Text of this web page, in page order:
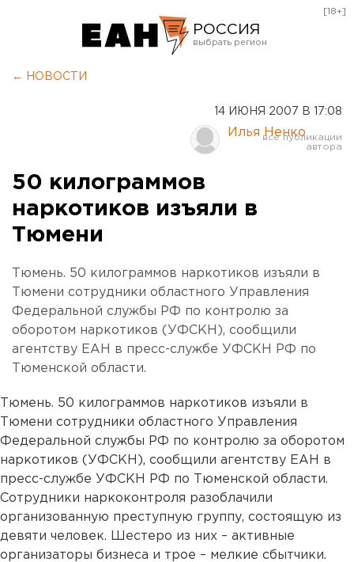
РОССИЯ
Курган
Оренбург
[18+]
← НОВОСТИ
14 ИЮНЯ 2007 В 17:08
Илья Ненко
50 килограммов
наркотиков изъяли в
Тюмени
Тюмень. 50 килограммов наркотиков изъяли в
Тюмени сотрудники областного Управления
Федеральной службы РФ по контролю за
оборотом наркотиков (УФСКН), сообщили
агентству ЕАН в пресс-службе УФСКН РФ по
Тюменской области.
Тюмень. 50 килограммов наркотиков изъяли в
Тюмени сотрудники областного Управления
Федеральной службы РФ по контролю за оборотом
наркотиков (УФСКН), сообщили агентству ЕАН в
пресс-службе УФСКН РФ по Тюменской области.
Сотрудники наркоконтроля разоблачили
организованную преступную группу, состоящую из
девяти человек. Шестеро из них – активные
организаторы бизнеса и трое – мелкие сбытчики.